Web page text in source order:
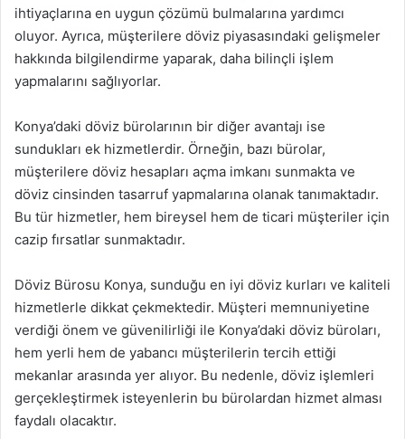
ihtiyaçlarına en uygun çözümü bulmalarına yardımcı
oluyor. Ayrıca, müşterilere döviz piyasasındaki gelişmeler
hakkında bilgilendirme yaparak, daha bilinçli işlem
yapmalarını sağlıyorlar.
Konya’daki döviz bürolarının bir diğer avantajı ise
sundukları ek hizmetlerdir. Örneğin, bazı bürolar,
müşterilere döviz hesapları açma imkanı sunmakta ve
döviz cinsinden tasarruf yapmalarına olanak tanımaktadır.
Bu tür hizmetler, hem bireysel hem de ticari müşteriler için
cazip fırsatlar sunmaktadır.
Döviz Bürosu Konya, sunduğu en iyi döviz kurları ve kaliteli
hizmetlerle dikkat çekmektedir. Müşteri memnuniyetine
verdiği önem ve güvenilirliği ile Konya’daki döviz büroları,
hem yerli hem de yabancı müşterilerin tercih ettiği
mekanlar arasında yer alıyor. Bu nedenle, döviz işlemleri
gerçekleştirmek isteyenlerin bu bürolardan hizmet alması
faydalı olacaktır.